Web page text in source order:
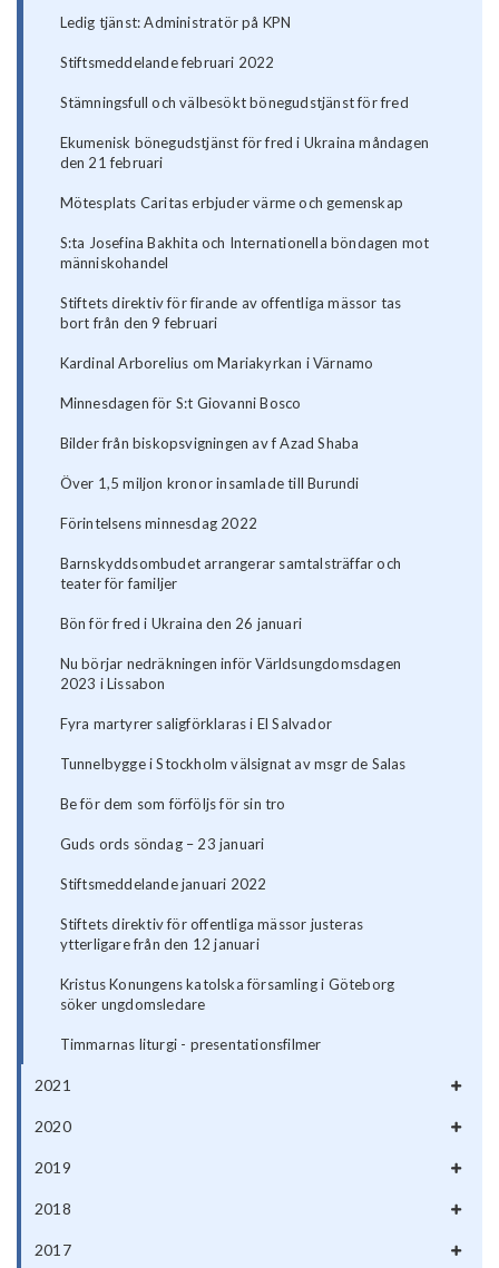
Ledig tjänst: Administratör på KPN
Stiftsmeddelande februari 2022
Stämningsfull och välbesökt bönegudstjänst för fred
Ekumenisk bönegudstjänst för fred i Ukraina måndagen
den 21 februari
Mötesplats Caritas erbjuder värme och gemenskap
S:ta Josefina Bakhita och Internationella böndagen mot
människohandel
Stiftets direktiv för firande av offentliga mässor tas
bort från den 9 februari
Kardinal Arborelius om Mariakyrkan i Värnamo
Minnesdagen för S:t Giovanni Bosco
Bilder från biskopsvigningen av f Azad Shaba
Över 1,5 miljon kronor insamlade till Burundi
Förintelsens minnesdag 2022
Barnskyddsombudet arrangerar samtalsträffar och
teater för familjer
Bön för fred i Ukraina den 26 januari
Nu börjar nedräkningen inför Världsungdomsdagen
2023 i Lissabon
Fyra martyrer saligförklaras i El Salvador
Tunnelbygge i Stockholm välsignat av msgr de Salas
Be för dem som förföljs för sin tro
Guds ords söndag – 23 januari
Stiftsmeddelande januari 2022
Stiftets direktiv för offentliga mässor justeras
ytterligare från den 12 januari
Kristus Konungens katolska församling i Göteborg
söker ungdomsledare
Timmarnas liturgi - presentationsfilmer
2021
2020
2019
2018
2017